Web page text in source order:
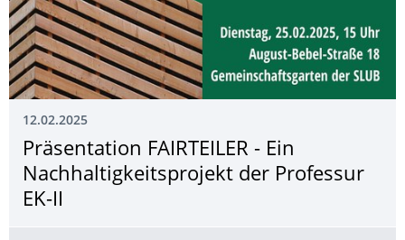
12.02.2025
Präsentation FAIRTEILER - Ein
Nachhaltig­keitsprojekt der Professur
EK-II